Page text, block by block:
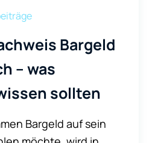
Bargeld
– was
sollten
Bargeld auf sein